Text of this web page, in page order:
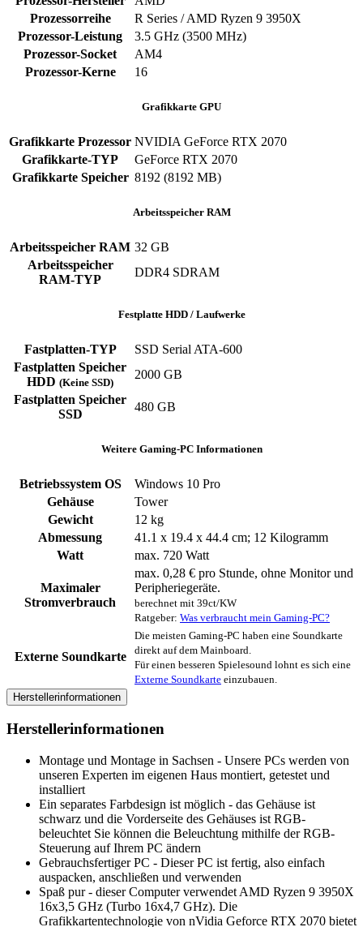
Prozessorreihe
R Series / AMD Ryzen 9 3950X
Prozessor-Leistung
3.5 GHz (3500 MHz)
Prozessor-Socket
AM4
Prozessor-Kerne
16
Grafikkarte GPU
Grafikkarte Prozessor NVIDIA GeForce RTX 2070
Grafikkarte-TYP
GeForce RTX 2070
Grafikkarte Speicher 8192 (8192 MB)
Arbeitsspeicher RAM
Arbeitsspeicher RAM 32 GB
Arbeitsspeicher
RAM-TYP
DDR4 SDRAM
Festplatte HDD / Laufwerke
Fastplatten-TYP
SSD Serial ATA-600
Fastplatten Speicher
HDD (Keine SSD)
2000 GB
Fastplatten Speicher
SSD
480 GB
Weitere Gaming-PC Informationen
Betriebssystem OS
Windows 10 Pro
Gehäuse
Tower
Gewicht
12 kg
Abmessung
41.1 x 19.4 x 44.4 cm; 12 Kilogramm
Watt
max. 720 Watt
Maximaler
Stromverbrauch
max. 0,28 € pro Stunde, ohne Monitor und
Peripheriegeräte.
berechnet mit 39ct/KW
Ratgeber: Was verbraucht mein Gaming-PC?
Externe Soundkarte
Die meisten Gaming-PC haben eine Soundkarte
direkt auf dem Mainboard.
Für einen besseren Spielesound lohnt es sich eine
Externe Soundkarte einzubauen.
Herstellerinformationen
Herstellerinformationen
Montage und Montage in Sachsen - Unsere PCs werden von
unseren Experten im eigenen Haus montiert, getestet und
installiert
Ein separates Farbdesign ist möglich - das Gehäuse ist
schwarz und die Vorderseite des Gehäuses ist RGB-
beleuchtet Sie können die Beleuchtung mithilfe der RGB-
Steuerung auf Ihrem PC ändern
Gebrauchsfertiger PC - Dieser PC ist fertig, also einfach
auspacken, anschließen und verwenden
Spaß pur - dieser Computer verwendet AMD Ryzen 9 3950X
16x3,5 GHz (Turbo 16x4,7 GHz). Die
Grafikkartentechnologie von nVidia Geforce RTX 2070 bietet